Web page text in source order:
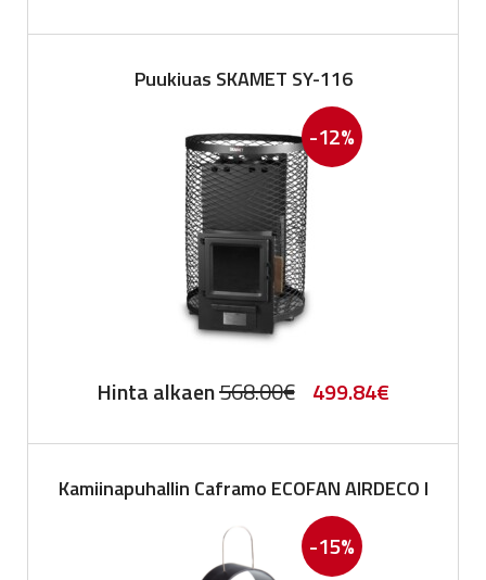
1,239.00€.929.25€.
Puukiuas SKAMET SY-116
-12%
Hinta alkaen568.00€ Original
568.00€.
499.84€Current
499.84€.
Kamiinapuhallin Caframo ECOFAN AIRDECO I
-15%